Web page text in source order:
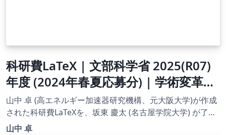
科研費LaTeX | 文部科学省 2025(R07)
年度 (2024年春夏応募分) | 学術変革領
域研究 | 学術変革領域研究(B) (総括班)
| 2024.04.12
山中 卓 (高エネルギー加速器研究機構、元大阪大学)が作成
された科研費LaTeXを、坂東 慶太 (名古屋学院大学) が了承
を得てテンプレート登録しています。 詳細はこちら↓をご
山中 卓